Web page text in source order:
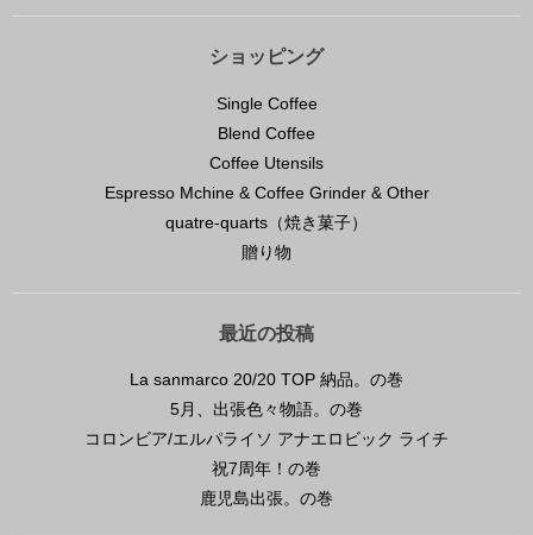
ショッピング
Single Coffee
Blend Coffee
Coffee Utensils
Espresso Mchine & Coffee Grinder & Other
quatre-quarts（焼き菓子）
贈り物
最近の投稿
La sanmarco 20/20 TOP 納品。の巻
5月、出張色々物語。の巻
コロンビア/エルパライソ アナエロビック ライチ
祝7周年！の巻
鹿児島出張。の巻